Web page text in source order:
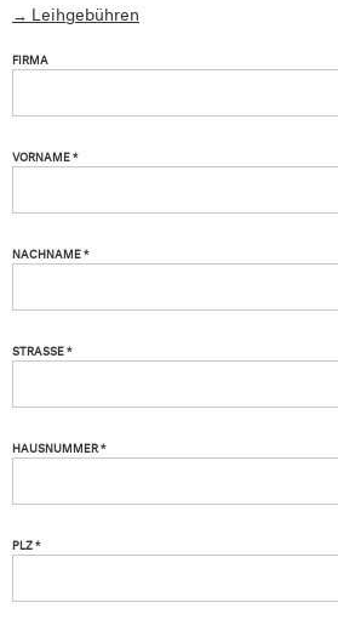
→ Leihgebühren
FIRMA
VORNAME *
NACHNAME *
STRASSE *
HAUSNUMMER *
PLZ *